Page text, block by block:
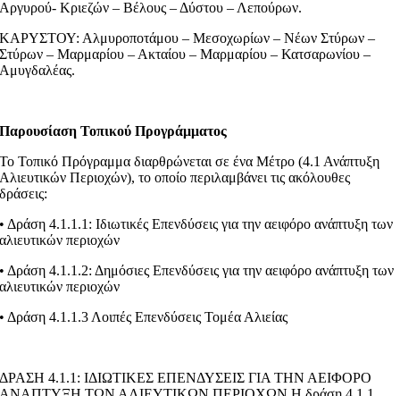
Αργυρού- Κριεζών – Βέλους – Δύστου – Λεπούρων.
ΚΑΡΥΣΤΟΥ: Αλμυροποτάμου – Μεσοχωρίων – Νέων Στύρων –
Στύρων – Μαρμαρίου – Ακταίου – Μαρμαρίου – Κατσαρωνίου –
Αμυγδαλέας.
Παρουσίαση Τοπικού Προγράμματος
Το Τοπικό Πρόγραμμα διαρθρώνεται σε ένα Μέτρο (4.1 Ανάπτυξη
Αλιευτικών Περιοχών), το οποίο περιλαμβάνει τις ακόλουθες
δράσεις:
• Δράση 4.1.1.1: Ιδιωτικές Επενδύσεις για την αειφόρο ανάπτυξη των
αλιευτικών περιοχών
• Δράση 4.1.1.2: Δημόσιες Επενδύσεις για την αειφόρο ανάπτυξη των
αλιευτικών περιοχών
• Δράση 4.1.1.3 Λοιπές Επενδύσεις Τομέα Αλιείας
ΔΡΑΣΗ 4.1.1: ΙΔΙΩΤΙΚΕΣ ΕΠΕΝΔΥΣΕΙΣ ΓΙΑ ΤΗΝ ΑΕΙΦΟΡΟ